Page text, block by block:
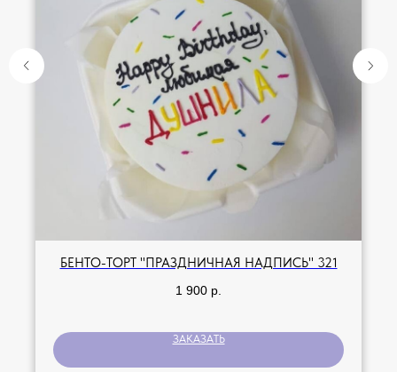
БЕНТО-ТОРТ "ПРАЗДНИЧНАЯ НАДПИСЬ" 321
1 900 р.
ЗАКАЗАТЬ